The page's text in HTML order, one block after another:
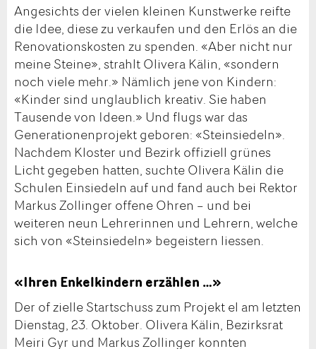
Angesichts der vielen kleinen Kunstwerke reifte
die Idee, diese zu verkaufen und den Erlös an die
Renovationskosten zu spenden. «Aber nicht nur
meine Steine», strahlt Olivera Kälin, «sondern
noch viele mehr.» Nämlich jene von Kindern:
«Kinder sind unglaublich kreativ. Sie haben
Tausende von Ideen.» Und flugs war das
Generationenprojekt geboren: «Steinsiedeln».
Nachdem Kloster und Bezirk offiziell grünes
Licht gegeben hatten, suchte Olivera Kälin die
Schulen Einsiedeln auf und fand auch bei Rektor
Markus Zollinger offene Ohren – und bei
weiteren neun Lehrerinnen und Lehrern, welche
sich von «Steinsiedeln» begeistern liessen.
«Ihren Enkelkindern erzählen …»
Der of zielle Startschuss zum Projekt el am letzten
Dienstag, 23. Oktober. Olivera Kälin, Bezirksrat
Meiri Gyr und Markus Zollinger konnten